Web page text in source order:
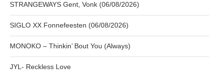
STRANGEWAYS Gent, Vonk (06/08/2026)
SIGLO XX Fonnefeesten (06/08/2026)
MONOKO – Thinkin’ Bout You (Always)
JYL- Reckless Love